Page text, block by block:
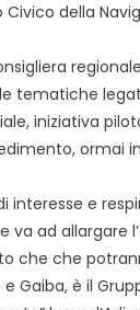
Civico della
tematiche
iniziativa
ormai
interesse e
va ad
che che
Gaiba, è il